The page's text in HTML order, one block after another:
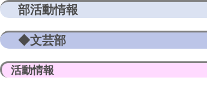
部活動情報
◆文芸部
活動情報